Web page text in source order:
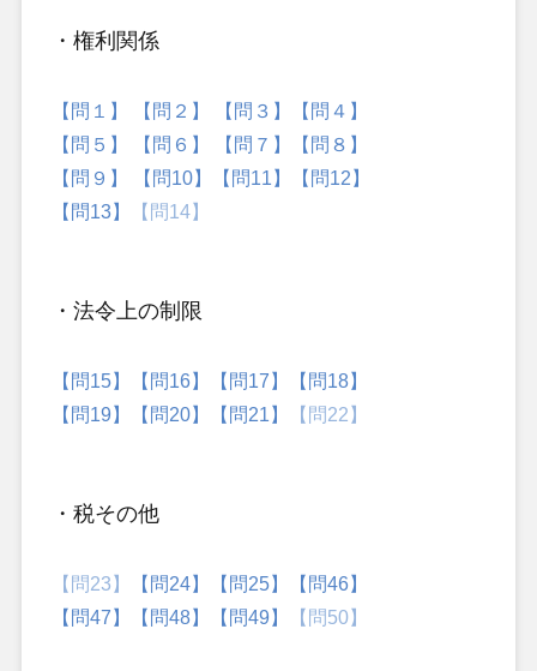
・権利関係
【問１】 【問２】 【問３】
【問４】
【問５】
【問６】 【問７】
【問８】
【問９】
【問10】 【問11】
【問12】
【問13】
【問14】
・法令上の制限
【問15】 【問16】 【問17】
【問18】
【問19】
【問20】 【問21】 【問22】
・税その他
【問23】 【問24】 【問25】
【問46】
【問47】
【問48】 【問49】 【問50】